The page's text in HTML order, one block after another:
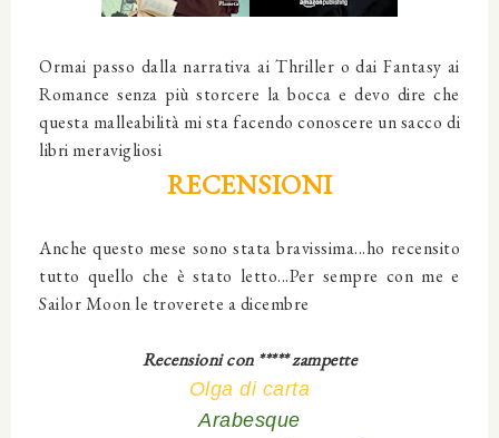
Ormai passo dalla narrativa ai Thriller o dai Fantasy ai
Romance senza più storcere la bocca e devo dire che
questa malleabilità mi sta facendo conoscere un sacco di
libri meravigliosi
RECENSIONI
Anche questo mese sono stata bravissima...ho recensito
tutto quello che è stato letto...Per sempre con me e
Sailor Moon le troverete a dicembre
Recensioni con ***** zampette
Olga di carta
Arabesque